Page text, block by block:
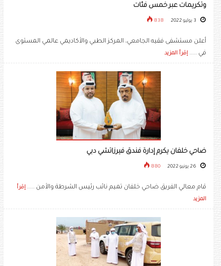
وتكريمات عبر خمس فئات
838
أعلن مستشفى فقيه الجامعي، المركز الطبي والأكاديمي عالمي المستوى
في ..... إقرأ المزيد
ضاحي خلفان يكرم إدارة فندق فيرزاتشي دبي
880
قام معالي الفريق ضاحي خلفان تميم نائب رئيس الشرطة والأمن ..... إقرأ
المزيد